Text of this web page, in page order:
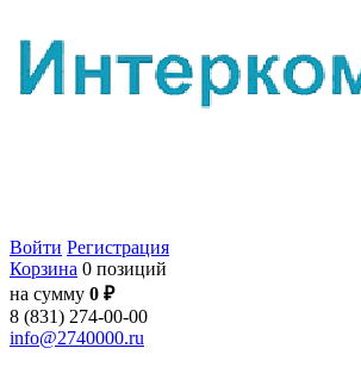
Войти Регистрация
Корзина 0 позиций
на сумму 0 ₽
8 (831) 274-00-00
info@2740000.ru